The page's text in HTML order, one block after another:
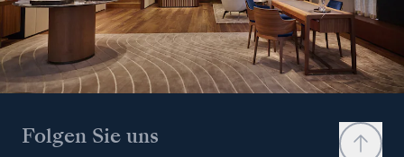
Folgen Sie uns